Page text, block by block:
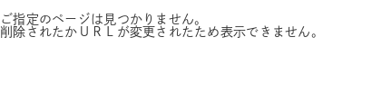
ご指定のページは見つかりません。
削除されたかＵＲＬが変更されたため表示できません。